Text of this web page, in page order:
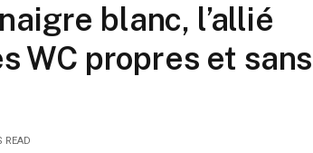
blanc, l’allié
WC propres et sans
READ